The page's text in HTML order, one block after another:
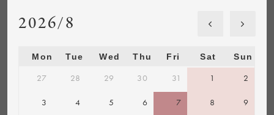
2026/8
Mon Tue Wed Thu Fri Sat Sun
27 28 29 30 31 1 2
3 4 5 6 7 8 9